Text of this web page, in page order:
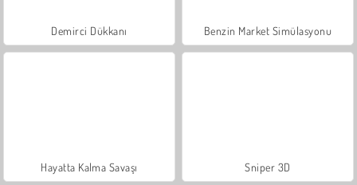
Demirci Dükkanı Benzin Market Simülasyonu
Hayatta Kalma Savaşı Sniper 3D